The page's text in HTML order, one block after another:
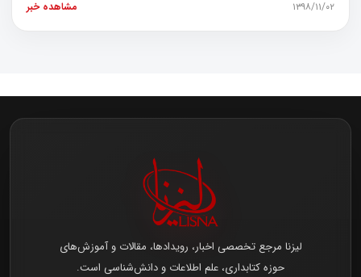
۱۳۹۸/۱۱/۰۲ مشاهده خبر
لیزنا مرجع تخصصی اخبار، رویدادها، مقالات و آموزش‌های
حوزه کتابداری، علم اطلاعات و دانش‌شناسی است.